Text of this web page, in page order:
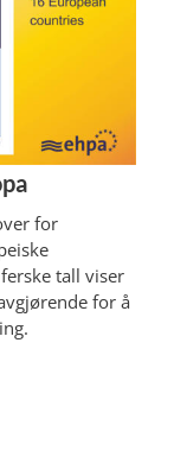
for
tall viser
for å